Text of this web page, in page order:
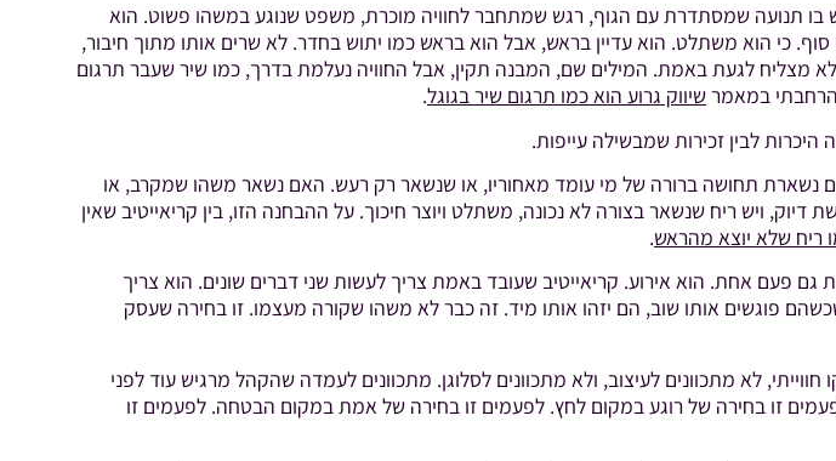
בו תנועה שמסתדרת עם הגוף, רגש שמתחבר לחוויה מוכרת, משפט שנוגע במשהו פשוט. הוא
כי הוא משתלט. הוא עדיין בראש, אבל הוא בראש כמו יתוש בחדר. לא שרים אותו מתוך חיבור,
מצליח לגעת באמת. המילים שם, המבנה תקין, אבל החוויה נעלמת בדרך, כמו שיר שעבר תרגום
הרחבתי במאמרשיווק גרוע הוא כמו תרגום שיר בגוגל.
לבין זכירות שמבשילה עייפות.
תחושה ברורה של מי עומד מאחוריו, או שנשאר רק רעש. האם נשאר משהו שמקרב, או
ויש ריח שנשאר בצורה לא נכונה, משתלט ויוצר חיכוך. על ההבחנה הזו, בין קריאייטיב שאין
ריח שלא יוצא מהראש.
פעם אחת. הוא אירוע. קריאייטיב שעובד באמת צריך לעשות שני דברים שונים. הוא צריך
פוגשים אותו שוב, הם יזהו אותו מיד. זה כבר לא משהו שקורה מעצמו. זו בחירה שעסק
לא מתכוונים לעיצוב, ולא מתכוונים לסלוגן. מתכוונים לעמדה שהקהל מרגיש עוד לפני
זו בחירה של רוגע במקום לחץ. לפעמים זו בחירה של אמת במקום הבטחה. לפעמים זו